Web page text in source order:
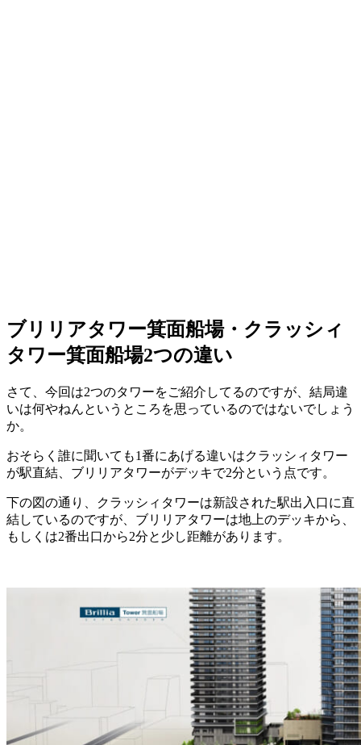
ブリリアタワー箕面船場・クラッシィ
タワー箕面船場2つの違い
さて、今回は2つのタワーをご紹介してるのですが、結局違
いは何やねんというところを思っているのではないでしょう
か。
おそらく誰に聞いても1番にあげる違いはクラッシィタワー
が駅直結、ブリリアタワーがデッキで2分という点です。
下の図の通り、クラッシィタワーは新設された駅出入口に直
結しているのですが、ブリリアタワーは地上のデッキから、
もしくは2番出口から2分と少し距離があります。